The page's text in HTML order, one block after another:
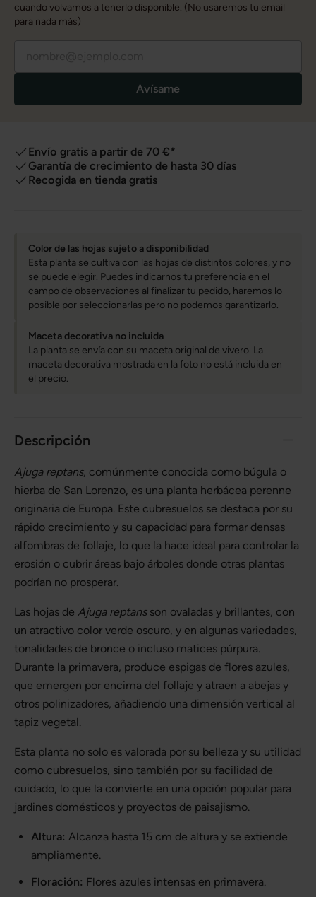
cuando volvamos a tenerlo disponible. (No usaremos tu email
para nada más)
Avísame
Envío gratis a partir de 70 €*
Garantía de crecimiento de hasta 30 días
Recogida en tienda gratis
Color de las hojas sujeto a disponibilidad
Esta planta se cultiva con las hojas de distintos colores, y no
se puede elegir. Puedes indicarnos tu preferencia en el
campo de observaciones al finalizar tu pedido, haremos lo
posible por seleccionarlas pero no podemos garantizarlo.
Maceta decorativa no incluida
La planta se envía con su maceta original de vivero. La
maceta decorativa mostrada en la foto no está incluida en
el precio.
Descripción
Ajuga reptans, comúnmente conocida como búgula o
hierba de San Lorenzo, es una planta herbácea perenne
originaria de Europa. Este cubresuelos se destaca por su
rápido crecimiento y su capacidad para formar densas
alfombras de follaje, lo que la hace ideal para controlar la
erosión o cubrir áreas bajo árboles donde otras plantas
podrían no prosperar.
Las hojas de Ajuga reptansson ovaladas y brillantes, con
un atractivo color verde oscuro, y en algunas variedades,
tonalidades de bronce o incluso matices púrpura.
Durante la primavera, produce espigas de flores azules,
que emergen por encima del follaje y atraen a abejas y
otros polinizadores, añadiendo una dimensión vertical al
tapiz vegetal.
Esta planta no solo es valorada por su belleza y su utilidad
como cubresuelos, sino también por su facilidad de
cuidado, lo que la convierte en una opción popular para
jardines domésticos y proyectos de paisajismo.
Altura: Alcanza hasta 15 cm de altura y se extiende
ampliamente.
Floración: Flores azules intensas en primavera.